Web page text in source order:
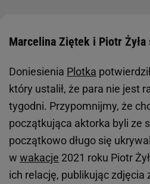
Marcelina Ziętek i Piotr
Doniesienia Plotka
który ustalił, że para nie jest
tygodni. Przypomnijmy, że
początkująca aktorka byli ze
początkowo długo się
w wakacje 2021 roku Piotr
ich relację, publikując zdjęcia